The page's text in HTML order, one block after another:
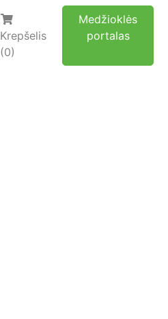
Krepšelis
(0)
Medžioklės
portalas